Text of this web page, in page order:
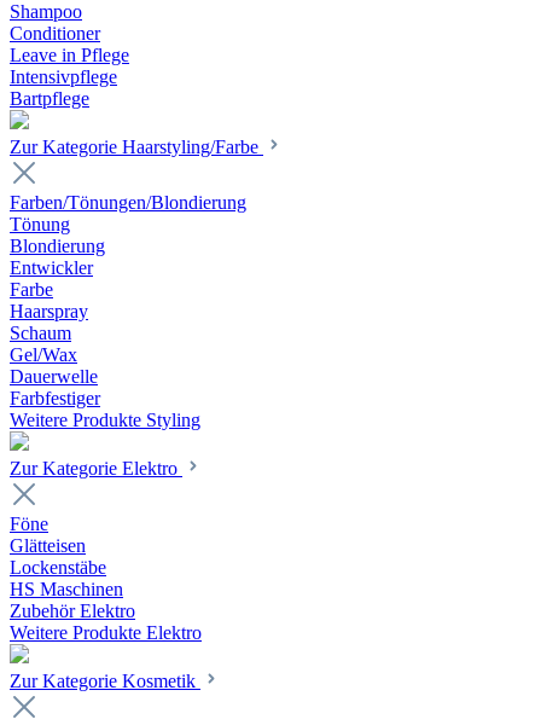
Shampoo
Conditioner
Leave in Pflege
Intensivpflege
Bartpflege
Zur Kategorie Haarstyling/Farbe
Farben/Tönungen/Blondierung
Tönung
Blondierung
Entwickler
Farbe
Haarspray
Schaum
Gel/Wax
Dauerwelle
Farbfestiger
Weitere Produkte Styling
Zur Kategorie Elektro
Föne
Glätteisen
Lockenstäbe
HS Maschinen
Zubehör Elektro
Weitere Produkte Elektro
Zur Kategorie Kosmetik